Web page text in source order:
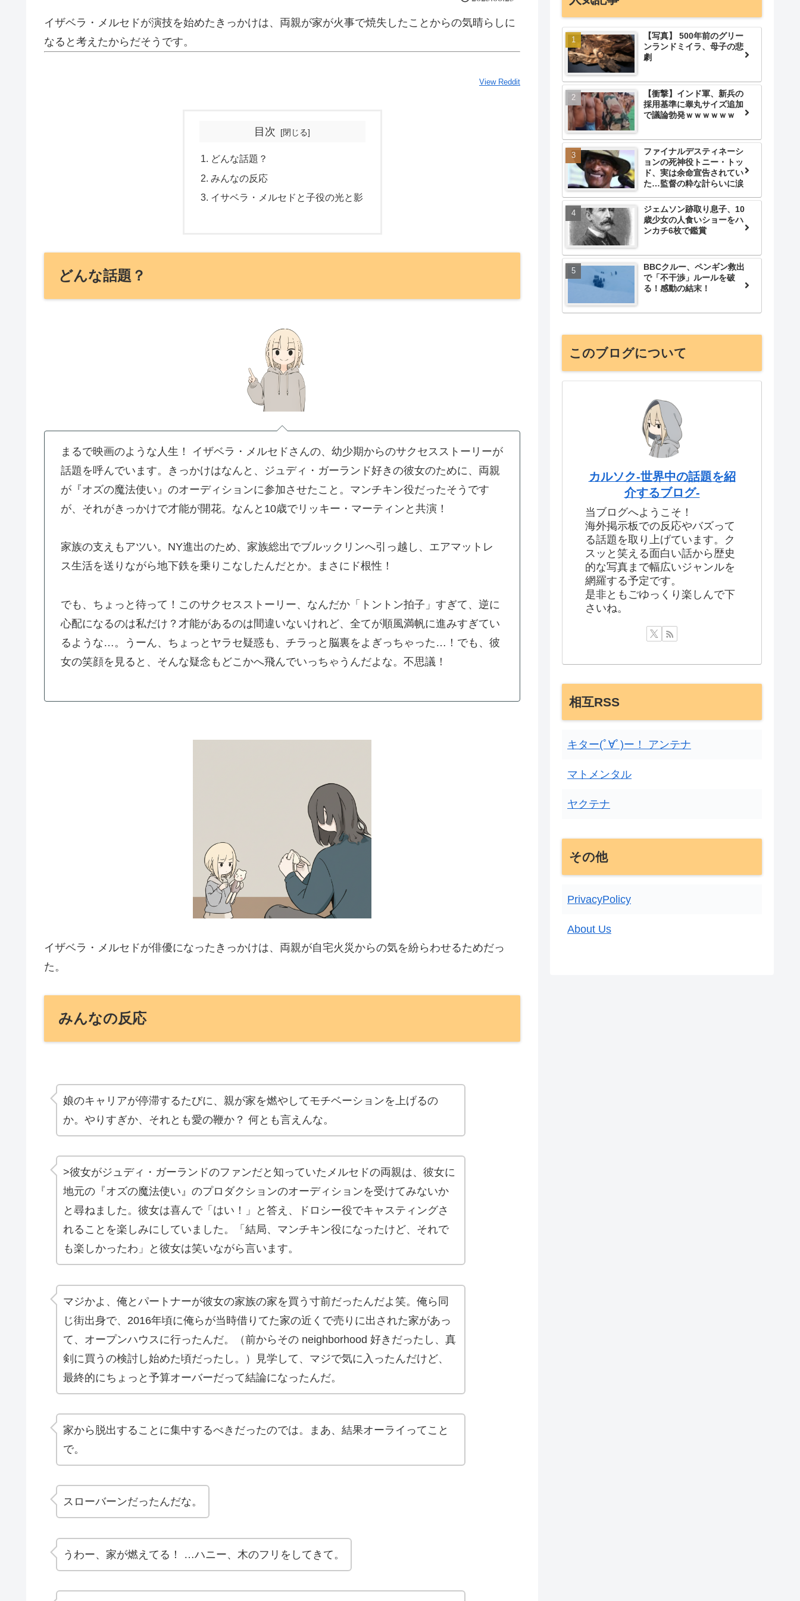
イザベラ・メルセドが演技を始めたきっかけは、両親が家が火事で焼失したことからの気晴らしに
なると考えたからだそうです。
View Reddit
目次
どんな話題？
みんなの反応
イサベラ・メルセドと子役の光と影
どんな話題？
まるで映画のような人生！ イザベラ・メルセドさんの、幼少期からのサクセスストーリーが
話題を呼んでいます。きっかけはなんと、ジュディ・ガーランド好きの彼女のために、両親
が『オズの魔法使い』のオーディションに参加させたこと。マンチキン役だったそうです
が、それがきっかけで才能が開花。なんと10歳でリッキー・マーティンと共演！
家族の支えもアツい。NY進出のため、家族総出でブルックリンへ引っ越し、エアマットレ
ス生活を送りながら地下鉄を乗りこなしたんだとか。まさにド根性！
でも、ちょっと待って！このサクセスストーリー、なんだか「トントン拍子」すぎて、逆に
心配になるのは私だけ？才能があるのは間違いないけれど、全てが順風満帆に進みすぎてい
るような…。うーん、ちょっとヤラセ疑惑も、チラっと脳裏をよぎっちゃった…！でも、彼
女の笑顔を見ると、そんな疑念もどこかへ飛んでいっちゃうんだよな。不思議！
イザベラ・メルセドが俳優になったきっかけは、両親が自宅火災からの気を紛らわせるためだっ
た。
みんなの反応
娘のキャリアが停滞するたびに、親が家を燃やしてモチベーションを上げるの
か。やりすぎか、それとも愛の鞭か？ 何とも言えんな。
>彼女がジュディ・ガーランドのファンだと知っていたメルセドの両親は、彼女に
地元の『オズの魔法使い』のプロダクションのオーディションを受けてみないか
と尋ねました。彼女は喜んで「はい！」と答え、ドロシー役でキャスティングさ
れることを楽しみにしていました。「結局、マンチキン役になったけど、それで
も楽しかったわ」と彼女は笑いながら言います。
マジかよ、俺とパートナーが彼女の家族の家を買う寸前だったんだよ笑。俺ら同
じ街出身で、2016年頃に俺らが当時借りてた家の近くで売りに出された家があっ
て、オープンハウスに行ったんだ。（前からその neighborhood 好きだったし、真
剣に買うの検討し始めた頃だったし。）見学して、マジで気に入ったんだけど、
最終的にちょっと予算オーバーだって結論になったんだ。
家から脱出することに集中するべきだったのでは。まあ、結果オーライってこと
で。
スローバーンだったんだな。
うわー、家が燃えてる！ …ハニー、木のフリをしてきて。
【写真】 500年前のグリー
ンランドミイラ、母子の悲
劇
【衝撃】インド軍、新兵の
採用基準に睾丸サイズ追加
で議論勃発ｗｗｗｗｗｗ
ファイナルデスティネーシ
ョンの死神役トニー・トッ
ド、実は余命宣告されてい
た…監督の粋な計らいに涙
ジェムソン跡取り息子、10
歳少女の人食いショーをハ
ンカチ6枚で鑑賞
BBCクルー、ペンギン救出
で「不干渉」ルールを破
る！感動の結末！
このブログについて
カルソク-世界中の話題を紹
介するブログ-
当ブログへようこそ！
海外掲示板での反応やバズって
る話題を取り上げています。ク
スッと笑える面白い話から歴史
的な写真まで幅広いジャンルを
網羅する予定です。
是非ともごゆっくり楽しんで下
さいね。
相互RSS
キター(ﾟ∀ﾟ)ー！ アンテナ
マトメンタル
ヤクテナ
その他
PrivacyPolicy
About Us